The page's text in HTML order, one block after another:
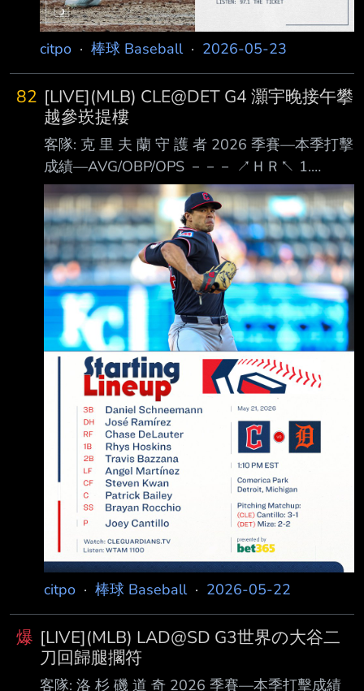
citpo · 棒球 Baseball· 2026-05-23
82 [LIVE](MLB) CLE@DET G4 灝宇晚接午攀
越參崁提樓
客隊: 克 里 夫 蘭 守 護 者 2026 季賽—本季打擊
成績—AVG/OBP/OPS －－－ ↗ＨＲ↖ 1.
Daniel Schneemann (L) 3B .244 / .322 / .719
４ＨＲ 2. Jose Ramirez (S) DH .235 / .363 /
.785 ８ＨＲ 3. Chase DeLauter (L) RF .274 /
.361 / .831 ７ＨＲ 4. Rhys Hoskins (R) 1B .192
/ .353 / .728 ４ＨＲ 5. Travis
citpo · 棒球 Baseball· 2026-05-22
爆 [LIVE](MLB) LAD@SD G3世界の大谷二
刀回歸腿擱符
客隊: 洛 杉 磯 道 奇 2026 季賽—本季打擊成績